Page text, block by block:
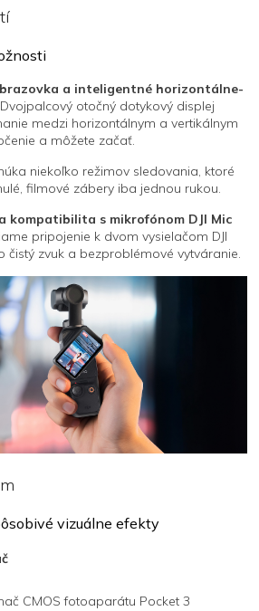
a inteligentné horizontálne-
Dvojpalcový otočný dotykový displej
medzi horizontálnym a vertikálnym
a môžete začať.
niekoľko režimov sledovania, ktoré
filmové zábery iba jednou rukou.
kompatibilita s mikrofónom DJI Mic
pripojenie k dvom vysielačom DJI
čistý zvuk a bezproblémové vytváranie.
vizuálne efekty
CMOS fotoaparátu Pocket 3